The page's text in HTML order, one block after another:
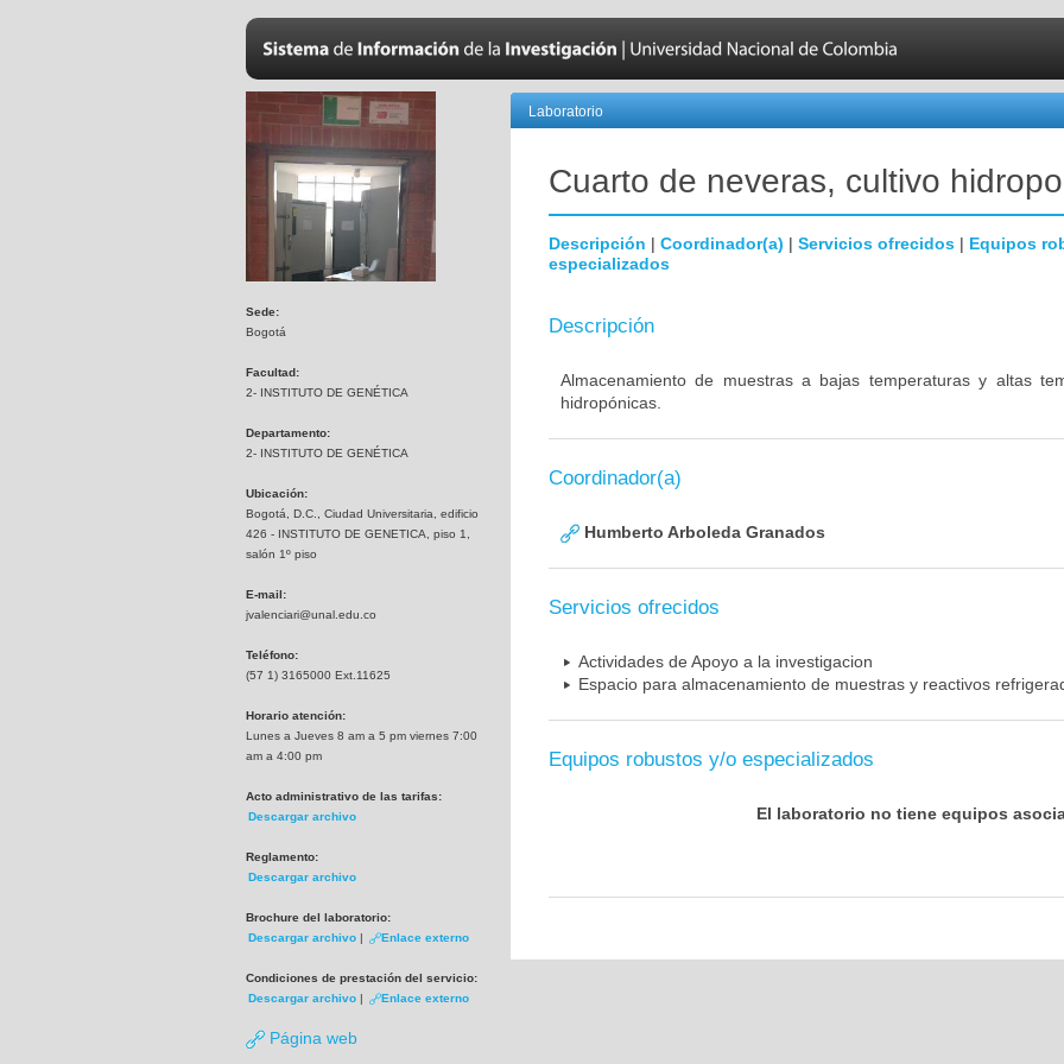
Sede:
Bogotá
Facultad:
2- INSTITUTO DE GENÉTICA
Departamento:
2- INSTITUTO DE GENÉTICA
Ubicación:
Bogotá, D.C., Ciudad Universitaria, edificio
426 - INSTITUTO DE GENETICA, piso 1,
salón 1º piso
E-mail:
jvalenciari@unal.edu.co
Teléfono:
(57 1) 3165000 Ext.11625
Horario atención:
Lunes a Jueves 8 am a 5 pm viernes 7:00
am a 4:00 pm
Acto administrativo de las tarifas:
Descargar archivo
Reglamento:
Descargar archivo
Brochure del laboratorio:
Descargar archivo | Enlace externo
Condiciones de prestación del servicio:
Descargar archivo | Enlace externo
Página web
Laboratorio
Cuarto de neveras, cultivo
Descripción | Coordinador(a) | Servicios ofrecidos | Equipos
especializados
Descripción
Almacenamiento de muestras a bajas temperaturas y altas
hidropónicas.
Coordinador(a)
Humberto Arboleda Granados
Servicios ofrecidos
Actividades de Apoyo a la investigacion
Espacio para almacenamiento de muestras y reactivos
Equipos robustos y/o especializados
El laboratorio no tiene equipos